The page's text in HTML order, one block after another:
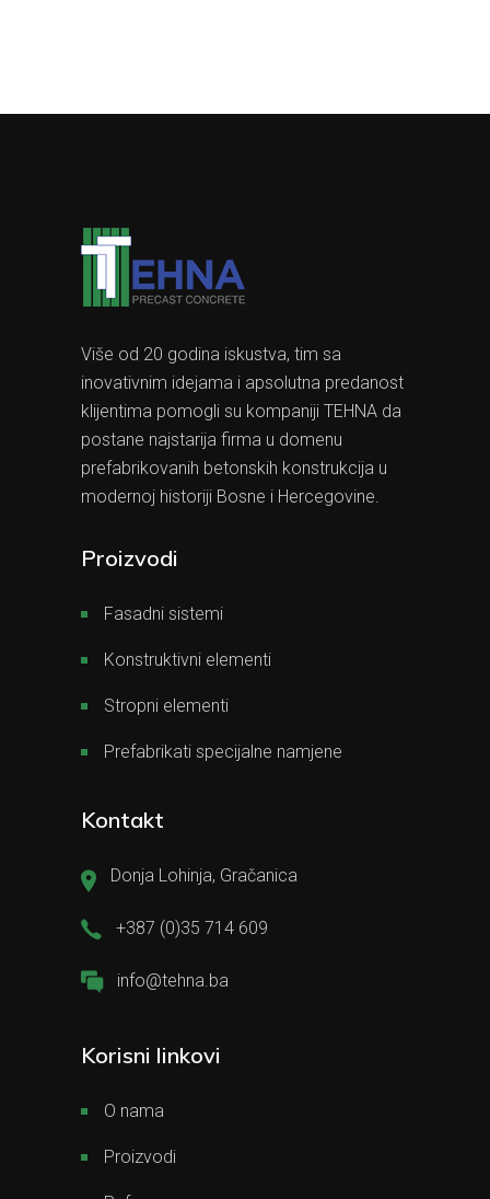
Više od 20 godina iskustva, tim sa
inovativnim idejama i apsolutna predanost
klijentima pomogli su kompaniji TEHNA da
postane najstarija firma u domenu
prefabrikovanih betonskih konstrukcija u
modernoj historiji Bosne i Hercegovine.
Proizvodi
Fasadni sistemi
Konstruktivni elementi
Stropni elementi
Prefabrikati specijalne namjene
Kontakt
Donja Lohinja, Gračanica
+387 (0)35 714 609
info@tehna.ba
Korisni linkovi
O nama
Proizvodi